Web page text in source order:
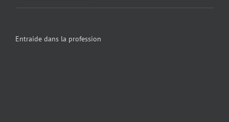
Entraide dans la profession